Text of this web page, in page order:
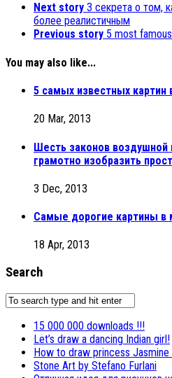
Next story 3 секрета о том,
более реалистичным
Previous story 5 most
You may also like...
5 самых известных картин
20 Mar, 2013
Шесть законов воздушной
грамотно изобразить
3 Dec, 2013
Самые дорогие картины в
18 Apr, 2013
Search
15 000 000 downloads !!!
Let’s draw a dancing Indian girl!
How to draw princess
Stone Art by Stefano Furlani